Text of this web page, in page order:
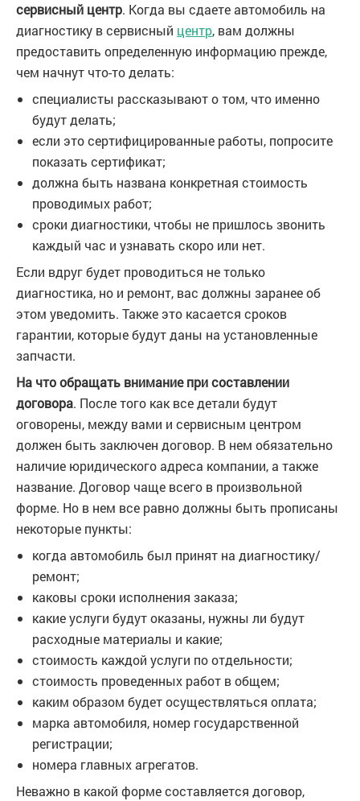
сервисный центр. Когда вы сдаете автомобиль на
диагностику в сервисный центр, вам должны
предоставить определенную информацию прежде,
чем начнут что-то делать:
специалисты рассказывают о том, что именно
будут делать;
если это сертифицированные работы, попросите
показать сертификат;
должна быть названа конкретная стоимость
проводимых работ;
сроки диагностики, чтобы не пришлось звонить
каждый час и узнавать скоро или нет.
Если вдруг будет проводиться не только
диагностика, но и ремонт, вас должны заранее об
этом уведомить. Также это касается сроков
гарантии, которые будут даны на установленные
запчасти.
На что обращать внимание при составлении
договора. После того как все детали будут
оговорены, между вами и сервисным центром
должен быть заключен договор. В нем обязательно
наличие юридического адреса компании, а также
название. Договор чаще всего в произвольной
форме. Но в нем все равно должны быть прописаны
некоторые пункты:
когда автомобиль был принят на диагностику/
ремонт;
каковы сроки исполнения заказа;
какие услуги будут оказаны, нужны ли будут
расходные материалы и какие;
стоимость каждой услуги по отдельности;
стоимость проведенных работ в общем;
каким образом будет осуществляться оплата;
марка автомобиля, номер государственной
регистрации;
номера главных агрегатов.
Неважно в какой форме составляется договор,